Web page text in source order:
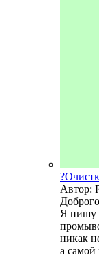
Автор:
Я пишу
никак
а самой